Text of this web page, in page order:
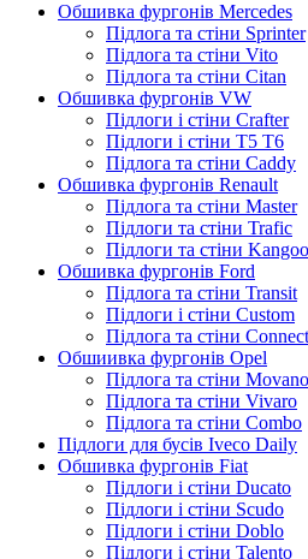
Обшивка фургонів Mercedes
Підлога та стіни Sprinter
Підлога та стіни Vito
Підлога та стіни Citan
Обшивка фургонів VW
Підлоги і стіни Crafter
Підлоги і стіни T5 T6
Підлога та стіни Caddy
Обшивка фургонів Renault
Підлога та стіни Master
Підлоги та стіни Trafic
Підлоги та стіни Kangoo
Обшивка фургонів Ford
Підлога та стіни Transit
Підлоги і стіни Custom
Підлога та стіни Connect
Обшиивка фургонів Opel
Підлога та стіни Movano
Підлога та стіни Vivaro
Підлога та стіни Combo
Підлоги для бусів Iveco Daily
Обшивка фургонів Fiat
Підлоги і стіни Ducato
Підлоги і стіни Scudo
Підлоги і стіни Doblo
Підлоги і стіни Talento